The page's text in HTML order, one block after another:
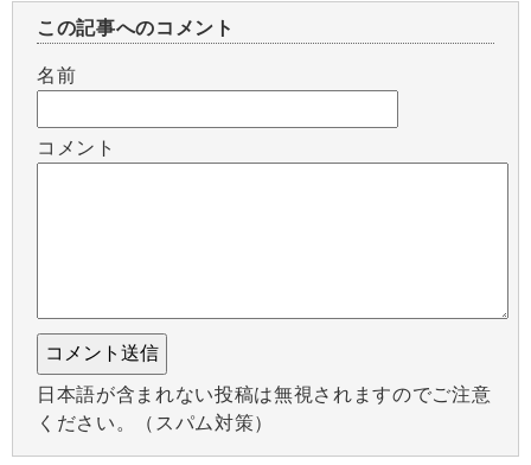
この記事へのコメント
名前
コメント
日本語が含まれない投稿は無視されますのでご注意
ください。（スパム対策）